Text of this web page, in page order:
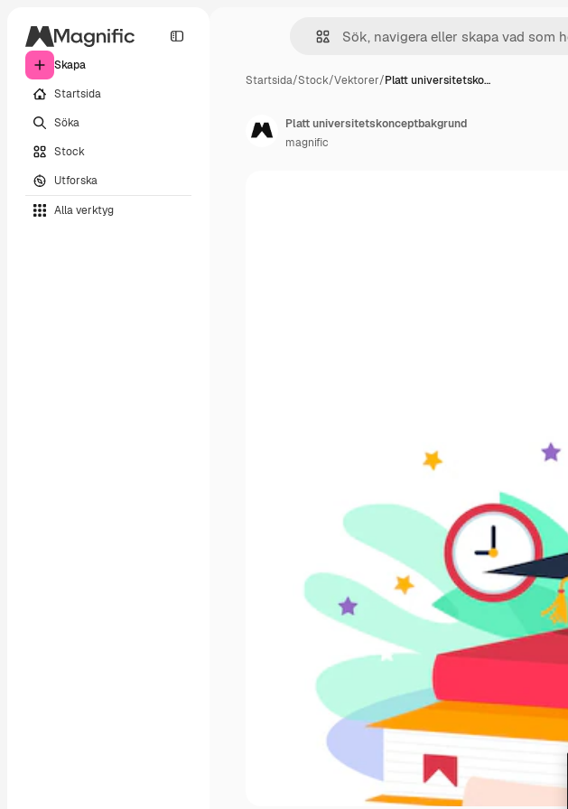
Skapa
Startsida
Söka
Stock
Utforska
Alla verktyg
Startsida/Stock/Vektorer/Platt universitetsko…
Platt universitetskonceptbakgrund
magnific